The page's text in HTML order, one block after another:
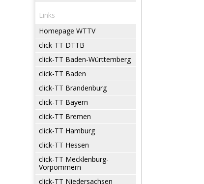
Links
Homepage WTTV
click-TT DTTB
click-TT Baden-Württemberg
click-TT Baden
click-TT Brandenburg
click-TT Bayern
click-TT Bremen
click-TT Hamburg
click-TT Hessen
click-TT Mecklenburg-
Vorpommern
click-TT Niedersachsen